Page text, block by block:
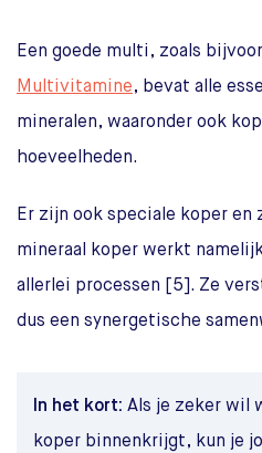
Een goede multi, zoals
Multivitamine, bevat alle
mineralen, waaronder ook
hoeveelheden.
Er zijn ook speciale koper en
mineraal koper werkt
allerlei processen [5]. Ze
dus een synergetische
In het kort: Als je zeker wil
koper binnenkrijgt, kun je